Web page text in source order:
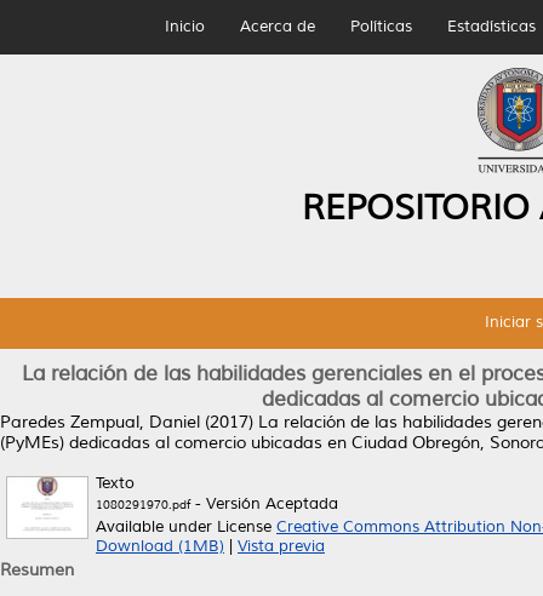
Inicio Acerca de Políticas Estadísticas
Iniciar
La relación de las habilidades gerenciales en el
dedicadas al comercio
Paredes Zempual, Daniel (2017) La relación de las habilidades
(PyMEs) dedicadas al comercio ubicadas en Ciudad Obregón,
Texto
1080291970.pdf- Versión Aceptada
Available under License Creative Commons Attribution
Download (1MB)
Vista previa
Resumen